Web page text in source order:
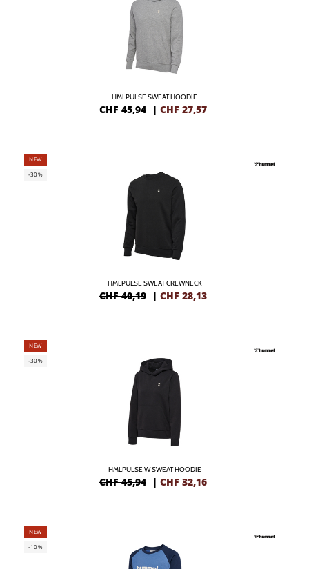
HMLPULSE SWEAT HOODIE
CHF 45,94 | CHF 27,57
NEW
-30%
HMLPULSE SWEAT CREWNECK
CHF 40,19 | CHF 28,13
NEW
-30%
HMLPULSE W SWEAT HOODIE
CHF 45,94 | CHF 32,16
NEW
-10%